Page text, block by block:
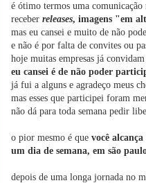
é ótimo termos uma comunicação
receber releases, imagens "em
mas eu cansei e muito de não
e não é por falta de convites ou
hoje muitas empresas já
eu cansei é de não poder
já fui a alguns e agradeço meus
mas esses que participei foram
não dá para toda semana pedir
o pior mesmo é que você
um dia de semana, em são
depois de uma longa jornada no